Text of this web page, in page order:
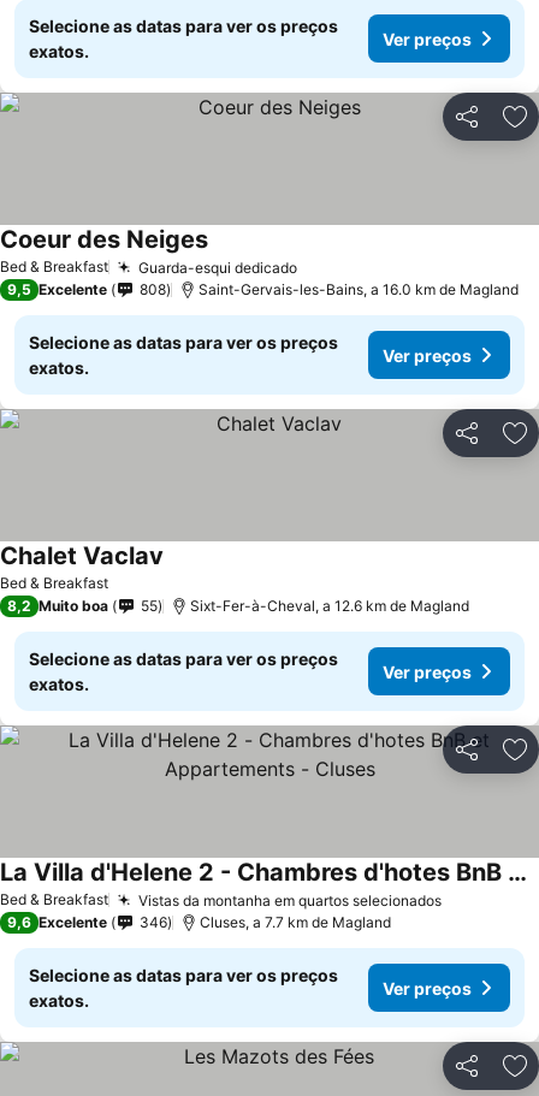
Selecione as datas para ver os preços
exatos.
Ver preços
Partilhar
Bed & Breakfast Guarda-esqui dedicado
Coeur des Neiges
9,5 Excelente 808 Saint-Gervais-les-Bains, a 16.0 km de Magland
Selecione as datas para ver os preços
exatos.
Ver preços
Partilhar
Bed & Breakfast
Chalet Vaclav
8,2 Muito boa 55 Sixt-Fer-à-Cheval, a 12.6 km de Magland
Selecione as datas para ver os preços
exatos.
Ver preços
Partilhar
Bed & Breakfast Vistas da montanha em quartos selecionados
La Villa d'Helene 2 - Chambres d'hotes BnB et Appartements - Cluses
9,6 Excelente 346 Cluses, a 7.7 km de Magland
Selecione as datas para ver os preços
exatos.
Ver preços
Partilhar